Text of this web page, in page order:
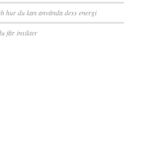
hur du kan använda dess energi
får insikter